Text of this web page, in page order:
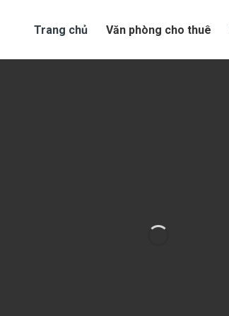
Trang chủ Văn phòng cho thuê